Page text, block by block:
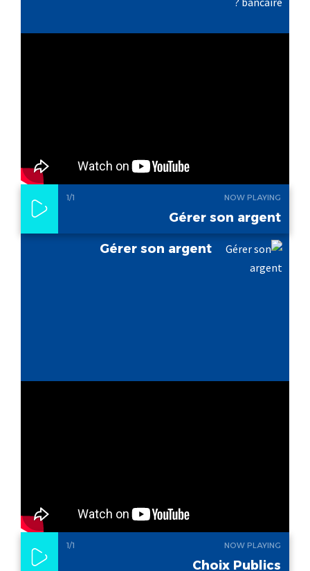
NOW PLAYING
1/1
Gérer son argent
Gérer son argent
NOW PLAYING
1/1
Choix Publics